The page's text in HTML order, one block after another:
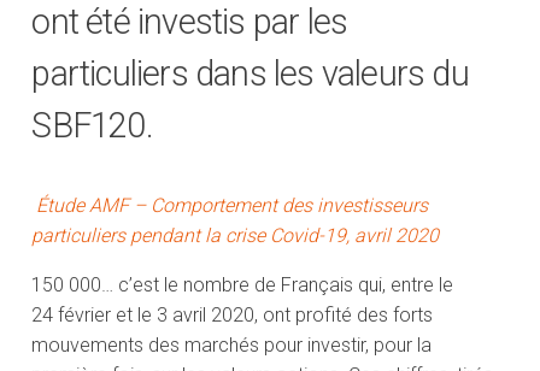
ont été investis par les
particuliers dans les valeurs du
SBF120.
Étude AMF – Comportement des investisseurs
particuliers pendant la crise Covid-19, avril 2020
150 000… c’est le nombre de Français qui, entre le
24 février et le 3 avril 2020, ont profité des forts
mouvements des marchés pour investir, pour la